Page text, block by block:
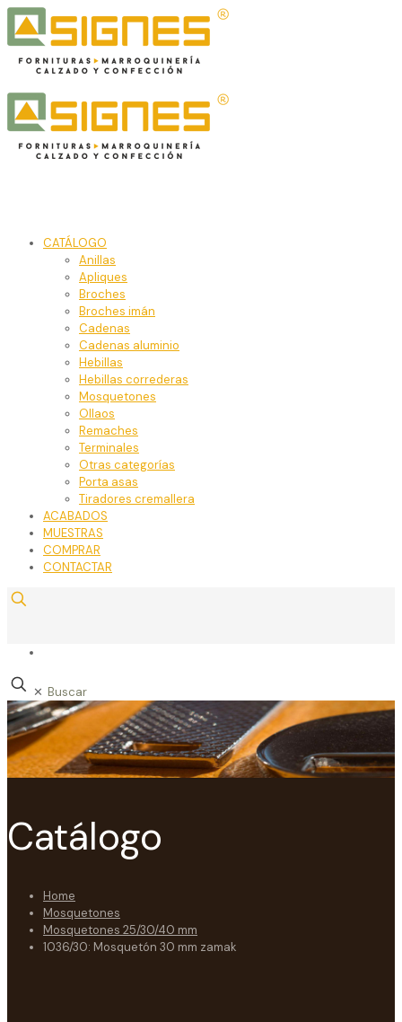
CATÁLOGO
Anillas
Apliques
Broches
Broches imán
Cadenas
Cadenas aluminio
Hebillas
Hebillas correderas
Mosquetones
Ollaos
Remaches
Terminales
Otras categorías
Porta asas
Tiradores cremallera
ACABADOS
MUESTRAS
COMPRAR
CONTACTAR
✕
Catálogo
Home
Mosquetones
Mosquetones 25/30/40 mm
1036/30: Mosquetón 30 mm zamak